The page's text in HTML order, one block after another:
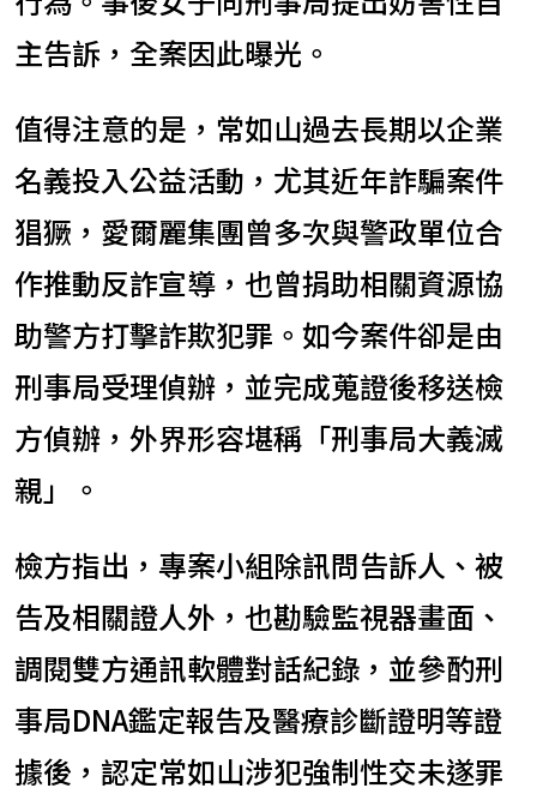
主告訴，全案因此曝光。
值得注意的是，常如山過去長期以企業
名義投入公益活動，尤其近年詐騙案件
猖獗，愛爾麗集團曾多次與警政單位合
作推動反詐宣導，也曾捐助相關資源協
助警方打擊詐欺犯罪。如今案件卻是由
刑事局受理偵辦，並完成蒐證後移送檢
方偵辦，外界形容堪稱「刑事局大義滅
親」。
檢方指出，專案小組除訊問告訴人、被
告及相關證人外，也勘驗監視器畫面、
調閱雙方通訊軟體對話紀錄，並參酌刑
事局DNA鑑定報告及醫療診斷證明等證
據後，認定常如山涉犯強制性交未遂罪